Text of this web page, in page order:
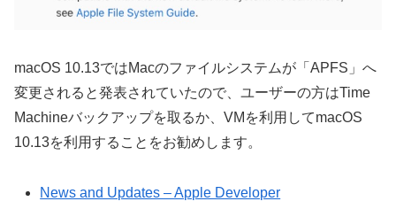
macOS 10.13ではMacのファイルシステムが「APFS」へ
変更されると発表されていたので、ユーザーの方はTime
Machineバックアップを取るか、VMを利用してmacOS
10.13を利用することをお勧めします。
News and Updates – Apple Developer